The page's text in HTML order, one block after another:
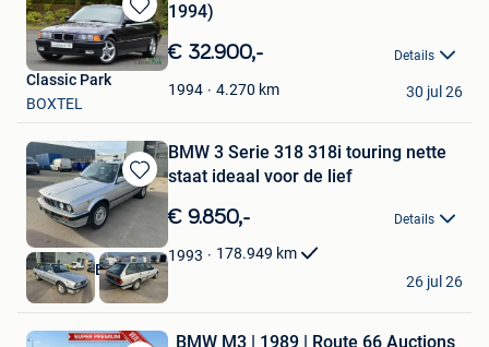
Bewaren
in
Mijn
Favorieten
1994)
€ 32.900,- Details
1994 4.270 km
Classic Park
BOXTEL
30 jul 26
Bewaren
in
Mijn
Favorieten
BMW 3 Serie 318 318i touring nette
staat ideaal voor de lief
€ 9.850,- Details
1993 178.949 km
Autoweld BV
Ravels
26 jul 26
BMW M3 | 1989 | Route 66 Auctions